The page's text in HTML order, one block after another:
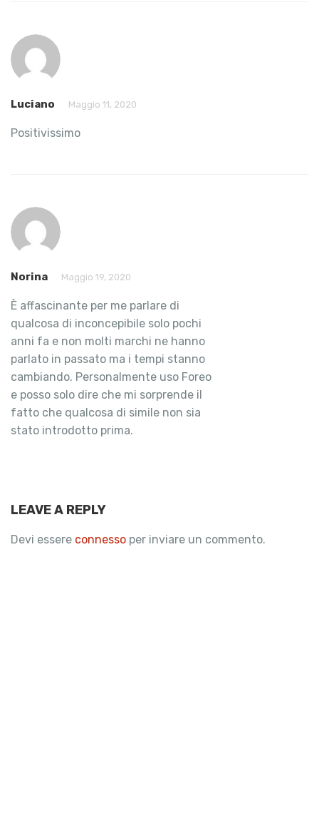
Luciano Maggio 11, 2020
Positivissimo
Norina Maggio 19, 2020
È affascinante per me parlare di
qualcosa di inconcepibile solo pochi
anni fa e non molti marchi ne hanno
parlato in passato ma i tempi stanno
cambiando. Personalmente uso Foreo
e posso solo dire che mi sorprende il
fatto che qualcosa di simile non sia
stato introdotto prima.
LEAVE A REPLY
Devi essere connesso per inviare un commento.